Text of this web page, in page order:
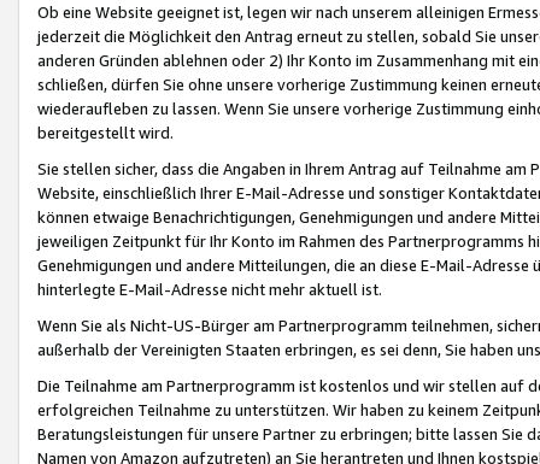
Ob eine Website geeignet ist, legen wir nach unserem alleinigen
jederzeit die Möglichkeit den Antrag erneut zu stellen, sobald Sie
anderen Gründen ablehnen oder 2) Ihr Konto im Zusammenhang mit
schließen, dürfen Sie ohne unsere vorherige Zustimmung keinen
wiederaufleben zu lassen. Wenn Sie unsere vorherige Zustimmung
bereitgestellt wird.
Sie stellen sicher, dass die Angaben in Ihrem Antrag auf Teilnahme
Website, einschließlich Ihrer E-Mail-Adresse und sonstiger
können etwaige Benachrichtigungen, Genehmigungen und andere
jeweiligen Zeitpunkt für Ihr Konto im Rahmen des Partnerprogramms
Genehmigungen und andere Mitteilungen, die an diese E-Mail-
hinterlegte E-Mail-Adresse nicht mehr aktuell ist.
Wenn Sie als Nicht-US-Bürger am Partnerprogramm teilnehmen,
außerhalb der Vereinigten Staaten erbringen, es sei denn, Sie haben
Die Teilnahme am Partnerprogramm ist kostenlos und wir stellen auf
erfolgreichen Teilnahme zu unterstützen. Wir haben zu keinem
Beratungsleistungen für unsere Partner zu erbringen; bitte lassen Sie
Namen von Amazon aufzutreten) an Sie herantreten und Ihnen